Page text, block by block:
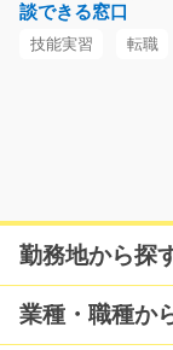
は半導体製造装
長期（3ヶ
自動車部品の
【新着案件☆】
談できる窓口
技能実習 転職
勤務地から探
業種・職種か